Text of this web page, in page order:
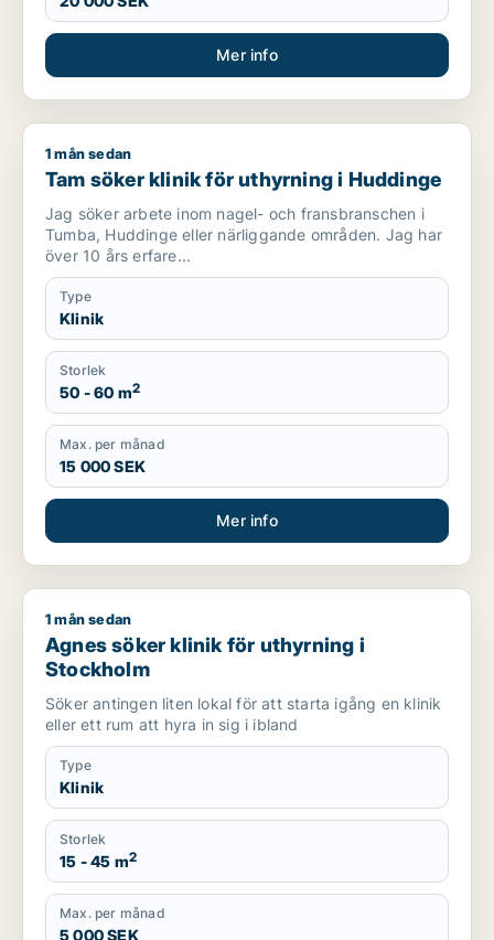
Mer info
Tam söker klinik för uthyrning i Huddinge
1 mån sedan
Tam söker klinik för uthyrning i Huddinge
Jag söker arbete inom nagel- och fransbranschen i
Tumba, Huddinge eller närliggande områden. Jag har
över 10 års erfare...
Type
Klinik
Storlek
50 - 60 m2
Max. per månad
15 000 SEK
Mer info
Agnes söker klinik för uthyrning i Stockholm
1 mån sedan
Agnes söker klinik för uthyrning i
Stockholm
Söker antingen liten lokal för att starta igång en klinik
eller ett rum att hyra in sig i ibland
Type
Klinik
Storlek
15 - 45 m2
Max. per månad
5 000 SEK